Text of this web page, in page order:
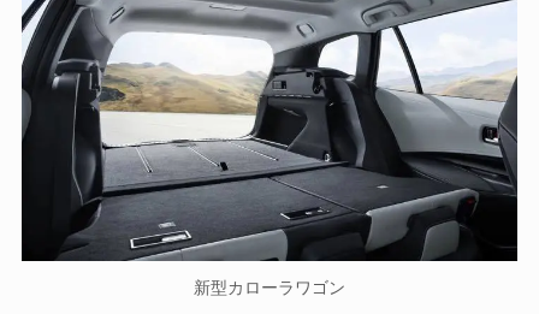
新型カローラワゴン